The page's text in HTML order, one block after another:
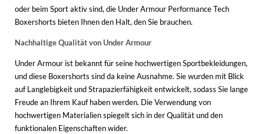
oder beim Sport aktiv sind, die Under Armour Performance Tech
Boxershorts bieten Ihnen den Halt, den Sie brauchen.
Nachhaltige Qualität von Under Armour
Under Armour ist bekannt für seine hochwertigen Sportbekleidungen,
und diese Boxershorts sind da keine Ausnahme. Sie wurden mit Blick
auf Langlebigkeit und Strapazierfähigkeit entwickelt, sodass Sie lange
Freude an Ihrem Kauf haben werden. Die Verwendung von
hochwertigen Materialien spiegelt sich in der Qualität und den
funktionalen Eigenschaften wider.